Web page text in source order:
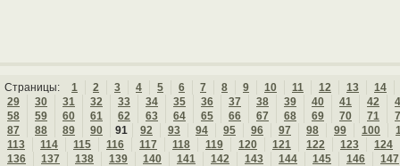
Страницы: 1 2 3 4 5 6 7 8 9 10 11 12 13
14
29
30 31 32 33 34 35 36 37 38 39 40 41 42
58
59 60 61 62 63 64 65 66 67 68 69 70 71
87
88 89 90 91 92 93 94 95 96 97 98 99 100
113
114 115 116 117 118 119 120 121 122 123
124
136
137 138 139 140 141 142 143 144 145 146
147